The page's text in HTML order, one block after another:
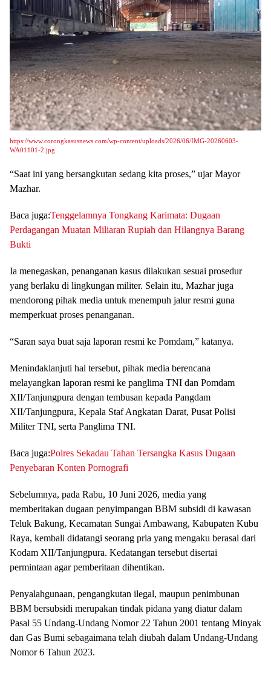
https://www.corongkasusnews.com/wp-content/uploads/2026/06/IMG-20260603-
WA01101-2.jpg
“Saat ini yang bersangkutan sedang kita proses,” ujar Mayor
Mazhar.
Baca juga:Tenggelamnya Tongkang Karimata: Dugaan
Perdagangan Muatan Miliaran Rupiah dan Hilangnya Barang
Bukti
Ia menegaskan, penanganan kasus dilakukan sesuai prosedur
yang berlaku di lingkungan militer. Selain itu, Mazhar juga
mendorong pihak media untuk menempuh jalur resmi guna
memperkuat proses penanganan.
“Saran saya buat saja laporan resmi ke Pomdam,” katanya.
Menindaklanjuti hal tersebut, pihak media berencana
melayangkan laporan resmi ke panglima TNI dan Pomdam
XII/Tanjungpura dengan tembusan kepada Pangdam
XII/Tanjungpura, Kepala Staf Angkatan Darat, Pusat Polisi
Militer TNI, serta Panglima TNI.
Baca juga:Polres Sekadau Tahan Tersangka Kasus Dugaan
Penyebaran Konten Pornografi
Sebelumnya, pada Rabu, 10 Juni 2026, media yang
memberitakan dugaan penyimpangan BBM subsidi di kawasan
Teluk Bakung, Kecamatan Sungai Ambawang, Kabupaten Kubu
Raya, kembali didatangi seorang pria yang mengaku berasal dari
Kodam XII/Tanjungpura. Kedatangan tersebut disertai
permintaan agar pemberitaan dihentikan.
Penyalahgunaan, pengangkutan ilegal, maupun penimbunan
BBM bersubsidi merupakan tindak pidana yang diatur dalam
Pasal 55 Undang-Undang Nomor 22 Tahun 2001 tentang Minyak
dan Gas Bumi sebagaimana telah diubah dalam Undang-Undang
Nomor 6 Tahun 2023.